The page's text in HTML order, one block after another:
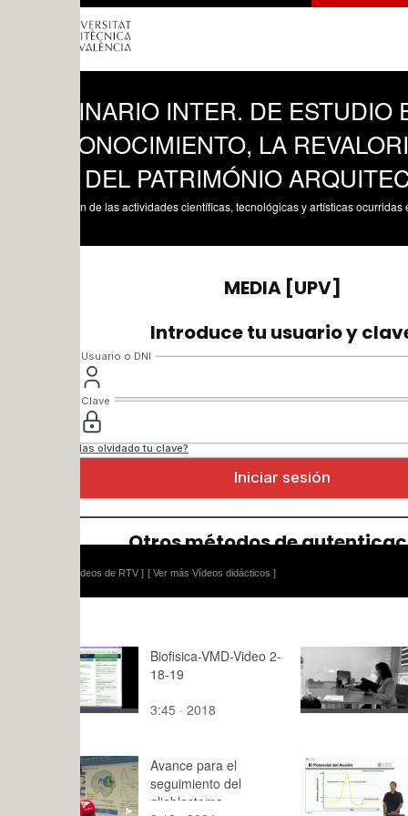
INTER. DE ESTUDIO E
LA
PATRIMÓNIO
de las actividades científicas, tecnológicas y artísticas ocurridas en los tres
[ Ver más Vídeos didácticos ]
Biofisica-VMD-Video 2-
18-19
3:45 · 2018
Entrevista
CT_06
EQUIPO
8:22 · 2021
Avance para el
seguimiento del
glioblastoma
El
y su